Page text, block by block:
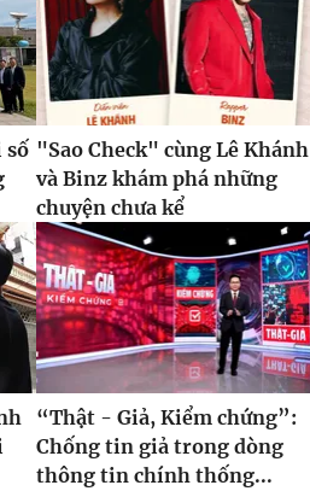
số "Sao Check" cùng Lê Khánh
và Binz khám phá những
chuyện chưa kể
“Thật - Giả, Kiểm chứng”:
Chống tin giả trong dòng
thông tin chính thống...